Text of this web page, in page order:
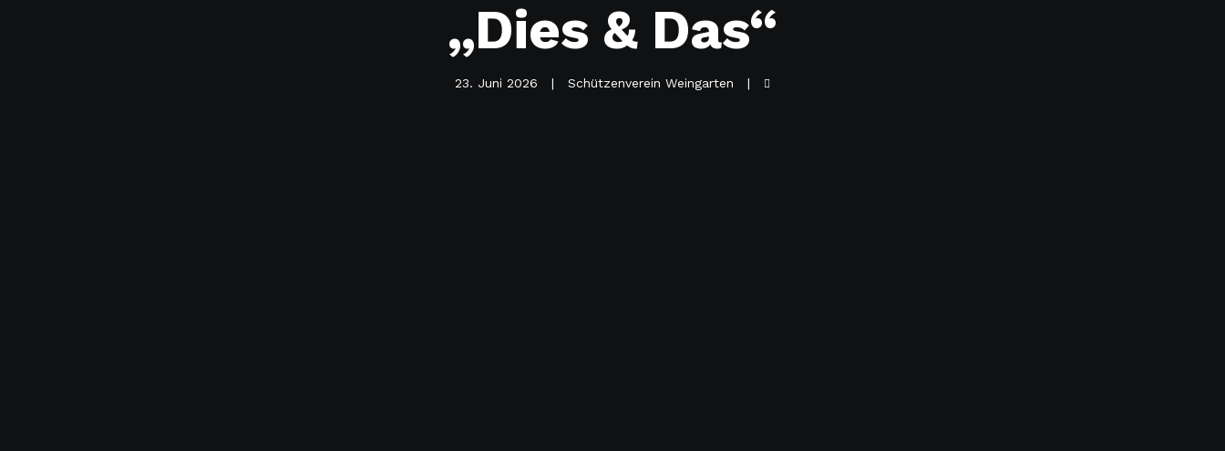
„Dies & Das“
23. Juni 2026 Schützenverein Weingarten